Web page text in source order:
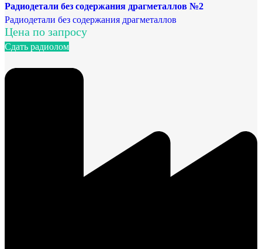
Радиодетали без содержания драгметаллов №2
Радиодетали без содержания драгметаллов
Цена по запросу
Сдать радиолом